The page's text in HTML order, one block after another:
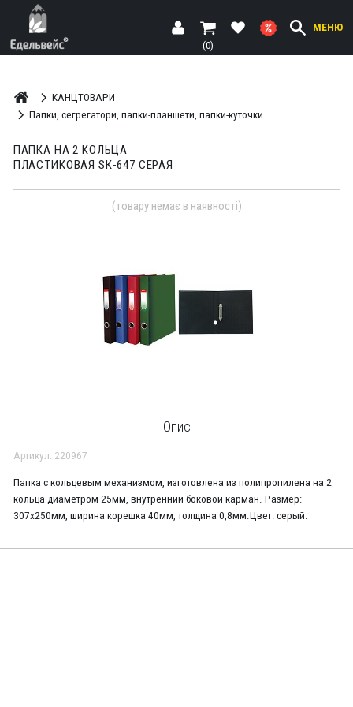
МЕНЮ
(0)
КАНЦТОВАРИ
Папки, сегрегатори, папки-планшети, папки-куточки
ПАПКА НА 2 КОЛЬЦА
ПЛАСТИКОВАЯ SК-647 СЕРАЯ
(товару немає в наявності)
Опис
Артикул: 220967
Папка с кольцевым механизмом, изготовлена из полипропилена на 2
кольца диаметром 25мм, внутренний боковой карман. Размер:
307х250мм, ширина корешка 40мм, толщина 0,8мм.Цвет: серый.